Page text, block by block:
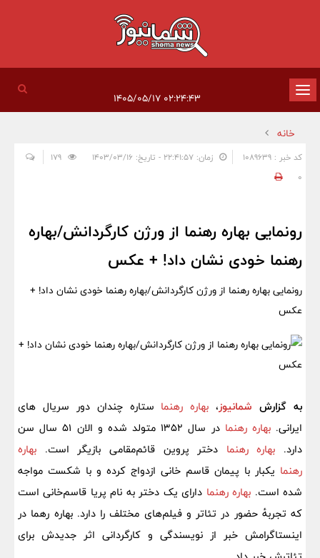
تغییر
وضعیت
ناوبری
خانه
کد خبر : 1089639 زمان: ۲۲:۴۱:۵۷ - تاریخ: ۱۴۰۳/۰۳/۱۶
0
رونمایی بهاره رهنما از ورژن کارگردانش/بهاره
رهنما خودی نشان داد! + عکس
رونمایی بهاره رهنما از ورژن کارگردانش/بهاره رهنما خودی نشان داد! +
عکس
به گزارش شمانیوز، بهاره رهنما ستاره چندان دور سریال های
ایرانی.بهاره رهنما
در سال ۱۳۵۲ متولد شده و الان 51 سال سن
دارد. بهاره رهنما دختر پروین قائم‌مقامی بازیگر است. بهاره
رهنما یکبار با پیمان قاسم خانی ازدواج کرده و با شکست مواجه
شده است. بهاره رهنما دارای یک دختر به نام پریا قاسم‌خانی است
که تجربهٔ حضور در تئاتر و فیلم‌های مختلف را دارد. بهاره رهما در
اینستاگرامش خبر از نویسندگی و کارگردانی اثر جدیدش برای